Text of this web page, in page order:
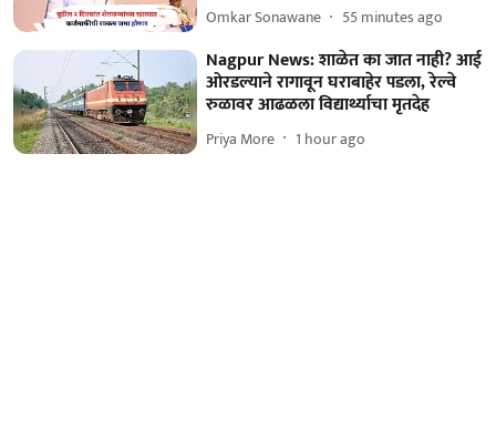
Omkar Sonawane 55 minutes ago
Nagpur News: शाळेत का जात नाही? आई
ओरडल्याने रागावून घराबाहेर पडला, रेल्वे
रुळावर आढळला विद्यार्थ्याचा मृतदेह
Priya More 1 hour ago